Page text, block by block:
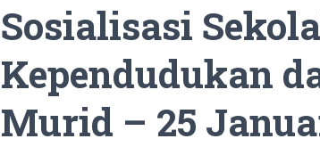
Sosialisasi
Kependudukan
Murid – 25